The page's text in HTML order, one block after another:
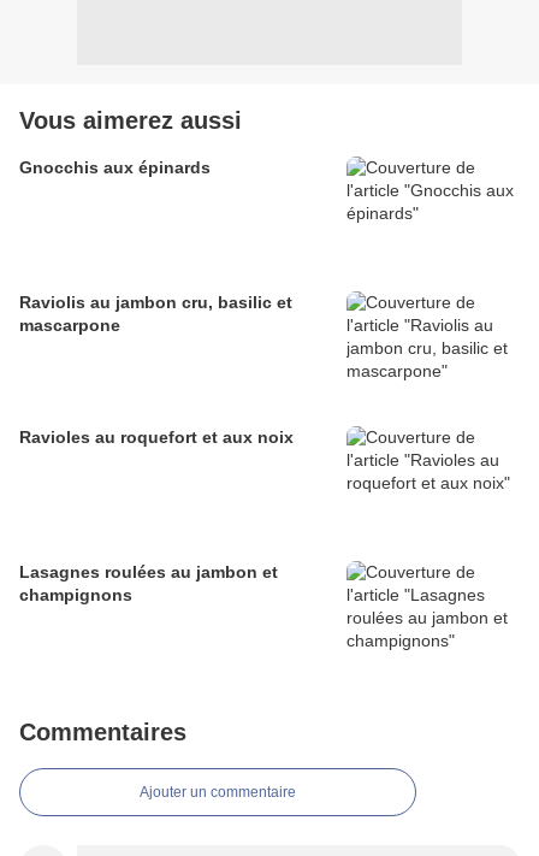
Vous aimerez aussi
Gnocchis aux épinards
Raviolis au jambon cru, basilic et
mascarpone
Ravioles au roquefort et aux noix
Lasagnes roulées au jambon et
champignons
Commentaires
Ajouter un commentaire